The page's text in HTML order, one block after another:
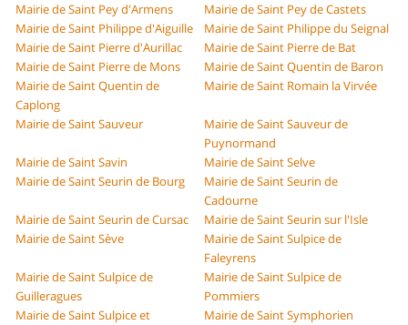
Mairie de Saint Pey d'Armens
Mairie de Saint Pey de Castets
Mairie de Saint Philippe d'Aiguille
Mairie de Saint Philippe du Seignal
Mairie de Saint Pierre d'Aurillac
Mairie de Saint Pierre de Bat
Mairie de Saint Pierre de Mons
Mairie de Saint Quentin de Baron
Mairie de Saint Quentin de
Caplong
Mairie de Saint Romain la Virvée
Mairie de Saint Sauveur
Mairie de Saint Sauveur de
Puynormand
Mairie de Saint Savin
Mairie de Saint Selve
Mairie de Saint Seurin de Bourg
Mairie de Saint Seurin de
Cadourne
Mairie de Saint Seurin de Cursac
Mairie de Saint Seurin sur l'Isle
Mairie de Saint Sève
Mairie de Saint Sulpice de
Faleyrens
Mairie de Saint Sulpice de
Guilleragues
Mairie de Saint Sulpice de
Pommiers
Mairie de Saint Sulpice et
Mairie de Saint Symphorien